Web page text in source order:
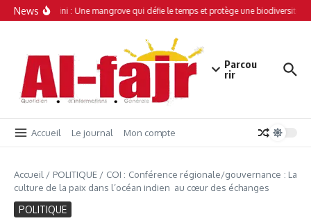
Aller au contenu
News
Simamboini : Une mangrove qui défie le temps et protège une biodiversité
Parcou
rir
Accueil Le journal Mon compte
Accueil / POLITIQUE/ COI : Conférence régionale/gouvernance : La
culture de la paix dans l’océan indien au cœur des échanges
POLITIQUE